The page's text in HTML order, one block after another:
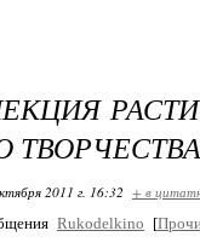
2011 г. 16:32 + в
Rukodelkino [